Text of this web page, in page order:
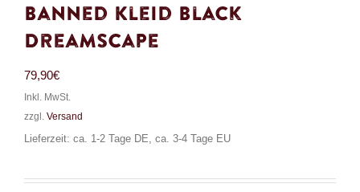
Banned Kleid Black
Dreamscape
79,90€
Inkl. MwSt.
zzgl. Versand
Lieferzeit: ca. 1-2 Tage DE, ca. 3-4 Tage EU